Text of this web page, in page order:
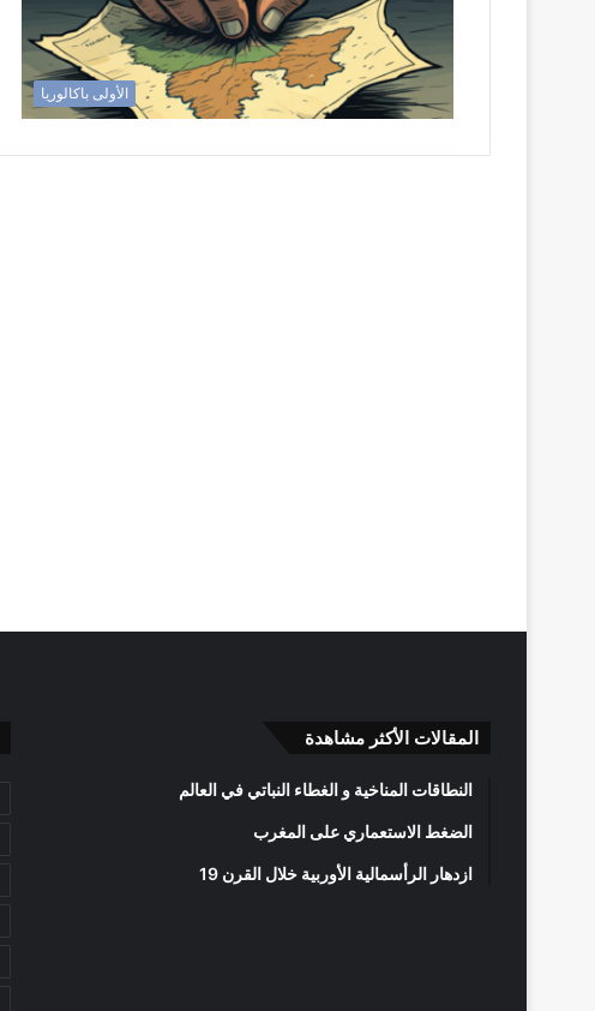
الأولى باكالوريا
المقالات الأكثر مشاهدة
النطاقات المناخية و الغطاء النباتي في العالم
الضغط الاستعماري على المغرب
ازدهار الرأسمالية الأوربية خلال القرن 19